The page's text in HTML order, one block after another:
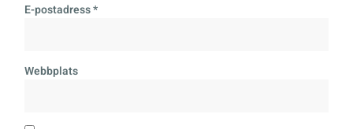
E-postadress*
Webbplats